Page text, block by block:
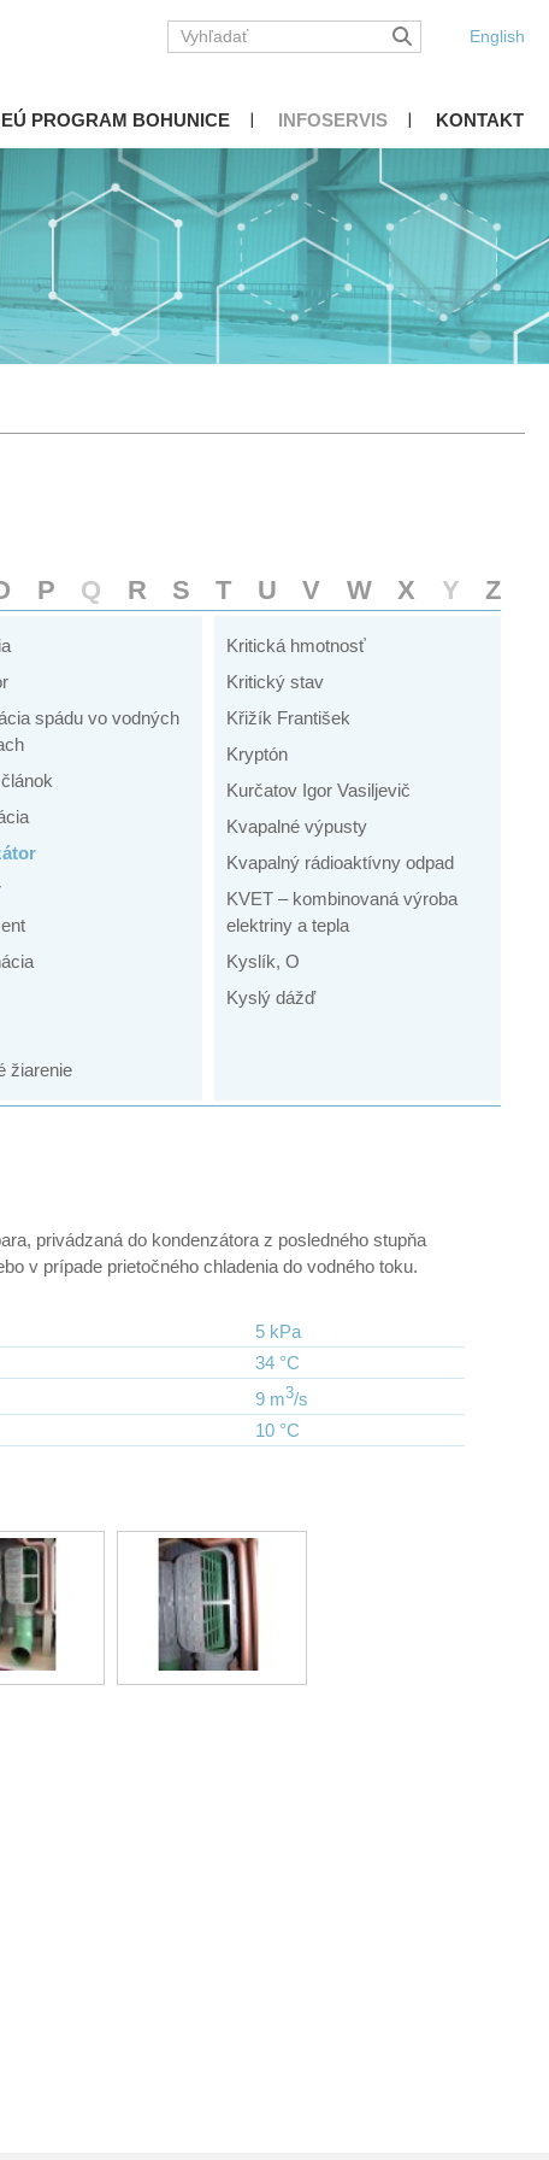
English
EÚ PROGRAM BOHUNICE INFOSERVIS KONTAKT
P Q R S T U V W X Y Z
spádu vo vodných
žiarenie
Kritická hmotnosť
Kritický stav
Křižík František
Kryptón
Kurčatov Igor Vasiljevič
Kvapalné výpusty
Kvapalný rádioaktívny odpad
KVET – kombinovaná výroba
elektriny a tepla
Kyslík, O
Kyslý dážď
privádzaná do kondenzátora z posledného stupňa
v prípade prietočného chladenia do vodného toku.
5 kPa
34 °C
9 m3/s
10 °C